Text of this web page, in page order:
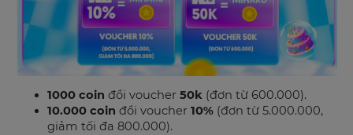
1000 coin đổi voucher 50k (đơn từ 600.000).
10.000 coin đổi voucher 10% (đơn từ 5.000.000,
giảm tối đa 800.000).